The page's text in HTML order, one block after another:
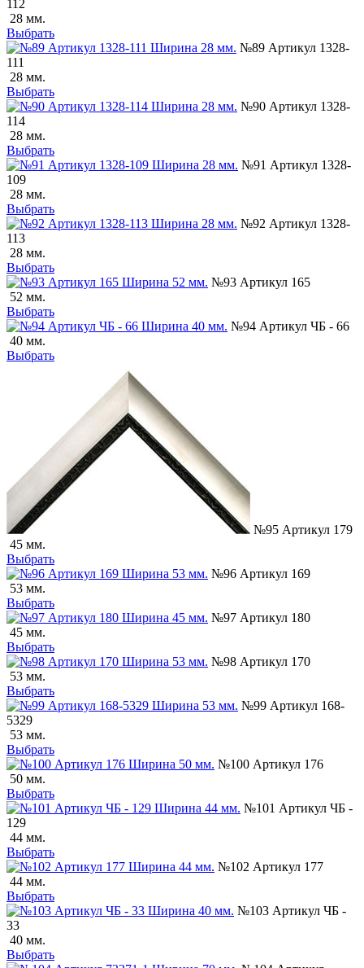
112
28 мм.
Выбрать
№89 Артикул 1328-
111
28 мм.
Выбрать
№90 Артикул 1328-
114
28 мм.
Выбрать
№91 Артикул 1328-
109
28 мм.
Выбрать
№92 Артикул 1328-
113
28 мм.
Выбрать
№93 Артикул 165
52 мм.
Выбрать
№94 Артикул ЧБ - 66
40 мм.
Выбрать
№95 Артикул 179
45 мм.
Выбрать
№96 Артикул 169
53 мм.
Выбрать
№97 Артикул 180
45 мм.
Выбрать
№98 Артикул 170
53 мм.
Выбрать
№99 Артикул 168-
5329
53 мм.
Выбрать
№100 Артикул 176
50 мм.
Выбрать
№101 Артикул ЧБ -
129
44 мм.
Выбрать
№102 Артикул 177
44 мм.
Выбрать
№103 Артикул ЧБ -
33
40 мм.
Выбрать